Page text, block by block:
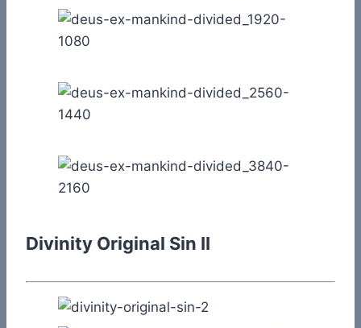
Divinity Original Sin II